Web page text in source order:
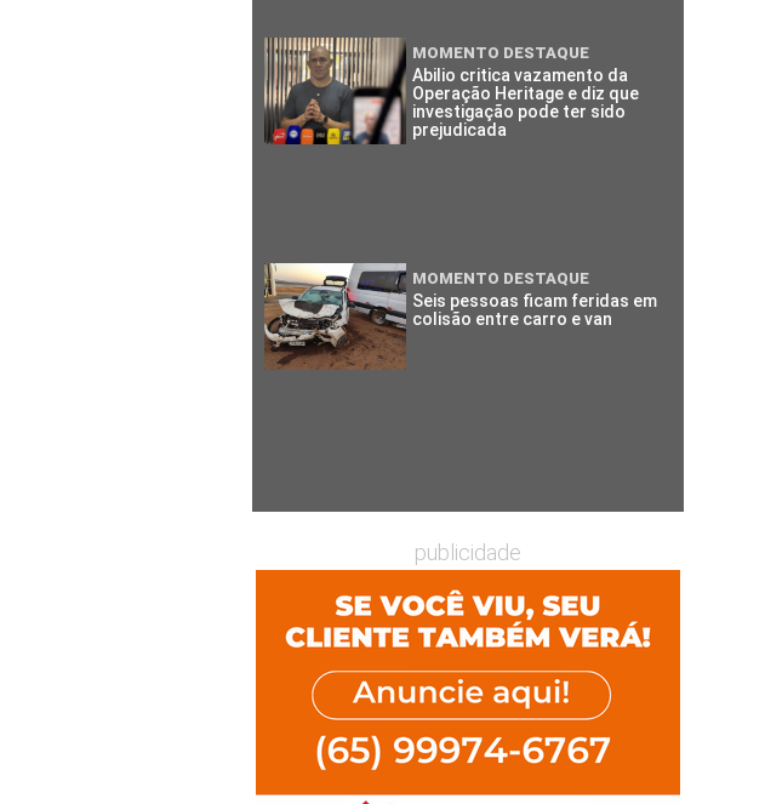
MOMENTO DESTAQUE
Abilio critica vazamento da
Operação Heritage e diz que
investigação pode ter sido
prejudicada
MOMENTO DESTAQUE
Seis pessoas ficam feridas em
colisão entre carro e van
publicidade